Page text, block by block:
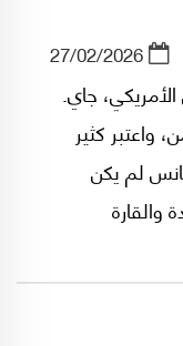
27/02/2026
جاي.
واعتبر كثير
لم يكن
والقارة